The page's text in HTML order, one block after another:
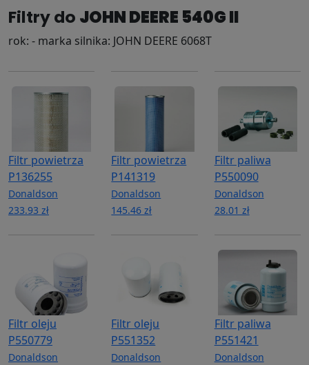
Filtry do JOHN DEERE 540G II
rok: - marka silnika: JOHN DEERE 6068T
Filtr powietrza
P136255
Donaldson
233.93 zł
Filtr powietrza
P141319
Donaldson
145.46 zł
Filtr paliwa
P550090
Donaldson
28.01 zł
Filtr oleju
P550779
Donaldson
Filtr oleju
P551352
Donaldson
Filtr paliwa
P551421
Donaldson